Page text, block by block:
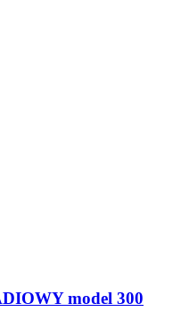
model 300